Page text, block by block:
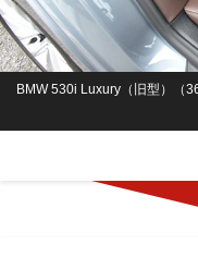
BMW 530i Luxury（旧型）（